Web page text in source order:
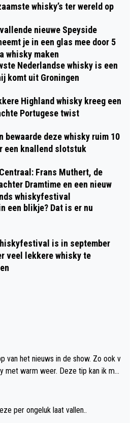
whisky’s ter wereld op
nieuwe Speyside
je in een glas mee door 5
whisky maken
Nederlandse whisky is een
komt uit Groningen
Highland whisky kreeg een
Portugese twist
bewaarde deze whisky ruim 10
een knallend slotstuk
Frans Muthert, de
Dramtime en een nieuw
whiskyfestival
een blikje? Dat is er nu
is in september
veel lekkere whisky te
van het nieuws in de show. Zo ook v
met warm weer. Deze tip kan ik met
per ongeluk laat vallen..